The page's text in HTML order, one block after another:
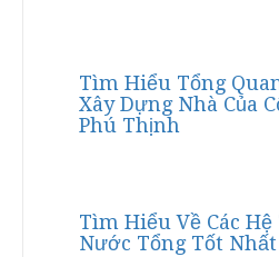
Tìm Hiểu Tổng
Xây Dựng Nhà Của
Phú Thịnh
Tìm Hiểu Về Các Hệ
Nước Tổng Tốt